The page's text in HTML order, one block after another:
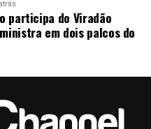
Music
conta com um
que reproduz
participa do Viradão
em dois palcos do